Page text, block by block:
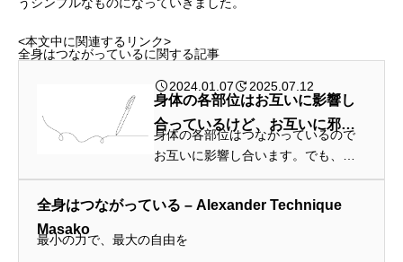
<本文中に関連するリンク>
全身はつながっているに関する記事
2024.01.07 2025.07.12
身体の各部位はお互いに影響し
合っているけど、お互いに邪魔
はしない
身体の各部位はつながっているので
お互いに影響し合います。でも、邪
魔をするのではなくて、楽に動ける
ように助けてほしいのです。
全身はつながっている – Alexander Technique
Masako
最小の力で、最大の自由を